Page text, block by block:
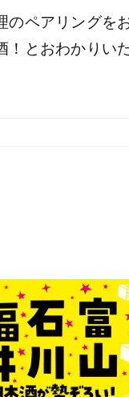
ペアリングを
とおわかりい